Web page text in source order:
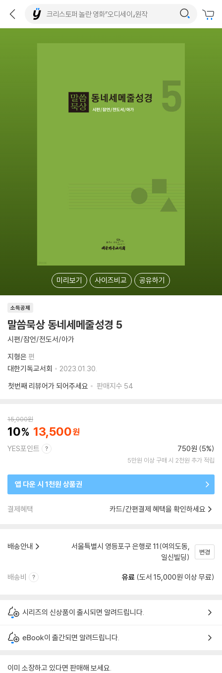
미리보기 사이즈비교 공유하기
소득공제
말씀묵상 동네세메줄성경 5
시편/잠언/전도서/아가
지형은 편
대한기독교서회
2023.01.30.
첫번째 리뷰어가 되어주세요
판매지수 54
15,000원
10 13,500
YES포인트 750원 (5%)
5만원 이상 구매 시 2천원 추가 적립
앱 다운 시 1천원 상품권
결제혜택 카드/간편결제 혜택을 확인하세요
배송안내
서울특별시 영등포구 은행로 11(여의도동,
일신빌딩)
변경
배송비 유료 (도서 15,000원 이상 무료)
시리즈의 신상품이 출시되면 알려드립니다.
eBook이 출간되면 알려드립니다.
이미 소장하고 있다면 판매해 보세요.